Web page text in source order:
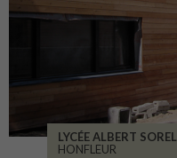
LYCÉE ALBERT SOREL
HONFLEUR